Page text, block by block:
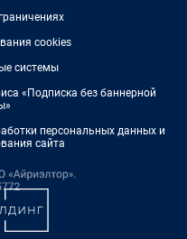
cookies
системы
«Подписка без баннерной
персональных данных и
сайта